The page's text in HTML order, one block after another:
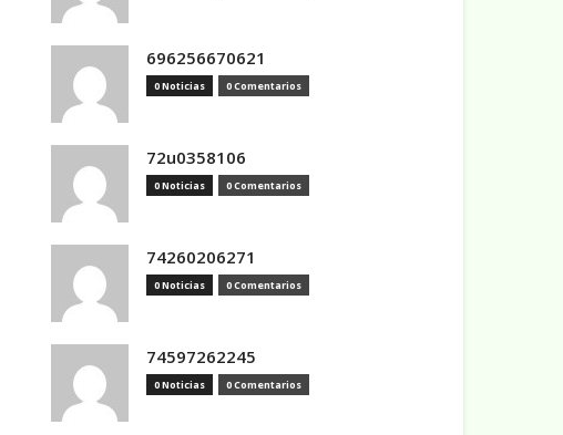
696256670621
0 Noticias 0 Comentarios
72u0358106
0 Noticias 0 Comentarios
74260206271
0 Noticias 0 Comentarios
74597262245
0 Noticias 0 Comentarios